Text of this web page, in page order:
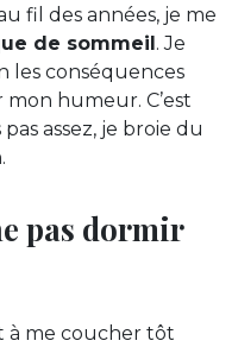
fil des années, je me
de sommeil . Je
les conséquences
humeur. C’est
assez, je broie du
pas dormir
à me coucher tôt